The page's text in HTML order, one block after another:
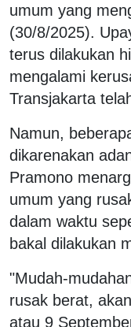
umum yang
(30/8/2025).
terus dilakukan
mengalami
Transjakarta
Namun,
dikarenakan
Pramono
umum yang
dalam waktu
bakal dilakukan
"Mudah-
rusak berat,
atau 9